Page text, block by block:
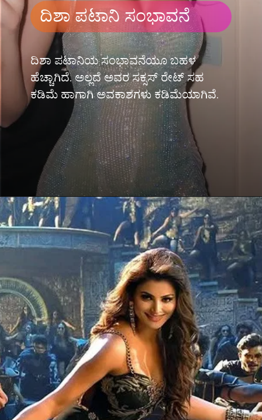
ದಿಶಾ ಪಟಾನಿಯ ಸಂಭಾವನೆಯೂ ಬಹಳ
ಹೆಚ್ಚಾಗಿದೆ. ಅಲ್ಲದೆ ಅವರ ಸಕ್ಸಸ್ ರೇಟ್ ಸಹ
ಕಡಿಮೆ ಹಾಗಾಗಿ ಅವಕಾಶಗಳು ಕಡಿಮೆಯಾಗಿವೆ.
ದಿಶಾ ಪಟಾನಿ ಸಂಭಾವನೆ